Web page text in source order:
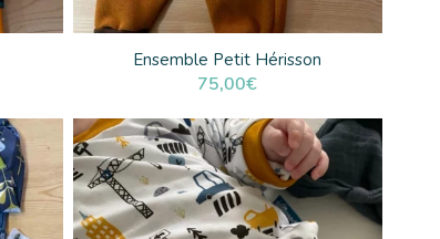
Ensemble Petit Hérisson
75,00€